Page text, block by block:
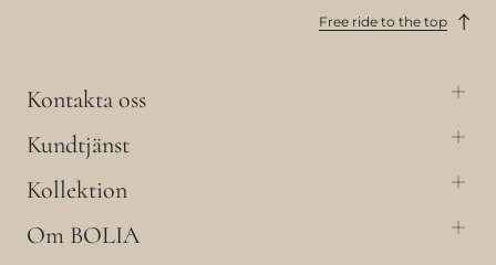
Free ride to the top
Kontakta oss
Kundtjänst
Kollektion
Om BOLIA